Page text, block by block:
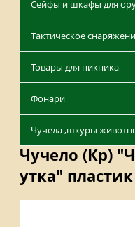
Сейфы и шкафы для
Тактическое
Товары для пикника
Фонари
Чучела ,шкуры
Чучело (Кр)
утка" пластик
Описание Отзывы